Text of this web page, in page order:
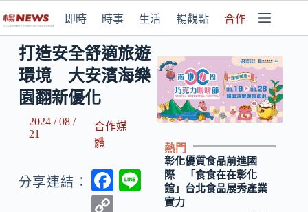
即時 時事 生活 暢觀點 合作媒體
打造安全舒適旅遊
環境 大安濱海樂
園翻新優化
2024 / 08 /
21
合作媒
體
分享連結：
F
熱門
彰化優質食品前進國
際 「食食在在彰化
館」台北食品展秀產業
實力